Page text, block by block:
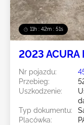
11h : 42m : 48s
2023
Nr pojazdu:
Przebieg:
Uszkodzenie:
Typ dokumentu:
Placówka: